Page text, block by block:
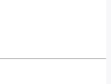
พสขาย